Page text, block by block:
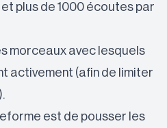
plus de 1000 écoutes par
morceaux avec lesquels
activement (afin de limiter
est de pousser les